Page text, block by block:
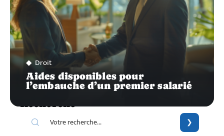
Droit
Aides disponibles pour
l’embauche d’un premier salarié